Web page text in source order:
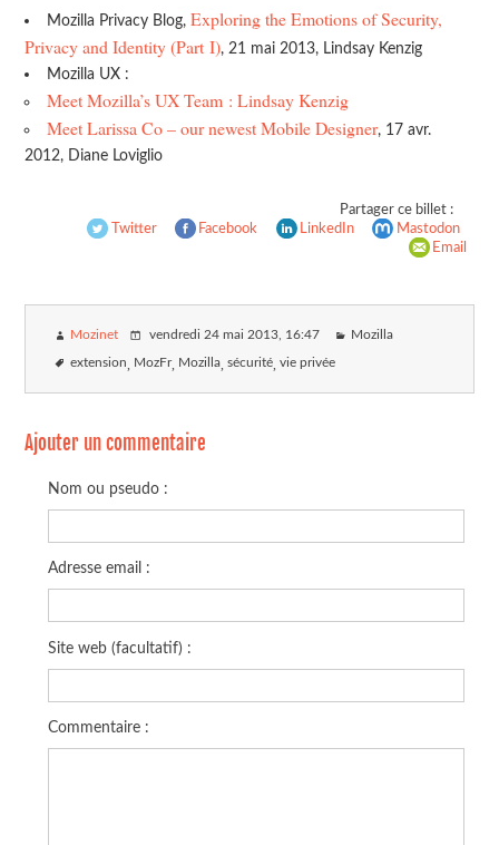
Mozilla Privacy Blog, Exploring the Emotions of Security,
Privacy and Identity (Part I), 21 mai 2013, Lindsay Kenzig
Mozilla UX :
Meet Mozilla’s UX Team : Lindsay Kenzig
Meet Larissa Co – our newest Mobile Designer, 17 avr.
2012, Diane Loviglio
Partager ce billet :
Twitter
Facebook LinkedIn
Mastodon
Email
Mozinet vendredi 24 mai 2013, 16:47 Mozilla
extension MozFr Mozilla sécurité vie privée
Ajouter un commentaire
Nom ou pseudo :
Adresse email :
Site web (facultatif) :
Commentaire :